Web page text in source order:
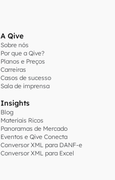
A Qive
Sobre nós
Por que a Qive?
Planos e Preços
Carreiras
Casos de sucesso
Sala de imprensa
Insights
Blog
Materiais Ricos
Panoramas de Mercado
Eventos e Qive Conecta
Conversor XML para DANF-e
Conversor XML para Excel